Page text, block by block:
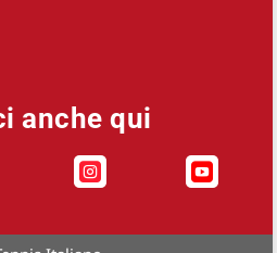
anche qui
 